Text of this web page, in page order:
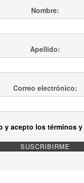
Nombre:
Apellido:
Correo electrónico:
y acepto los términos